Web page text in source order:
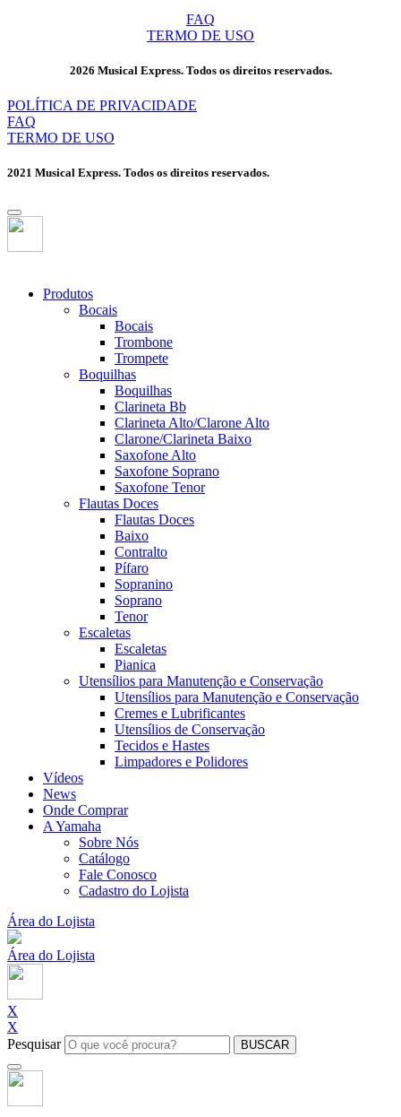
FAQ
TERMO DE USO
2026 Musical Express. Todos os direitos reservados.
POLÍTICA DE PRIVACIDADE
FAQ
TERMO DE USO
2021 Musical Express. Todos os direitos reservados.
Produtos
Bocais
Bocais
Trombone
Trompete
Boquilhas
Boquilhas
Clarineta Bb
Clarineta Alto/Clarone Alto
Clarone/Clarineta Baixo
Saxofone Alto
Saxofone Soprano
Saxofone Tenor
Flautas Doces
Flautas Doces
Baixo
Contralto
Pífaro
Sopranino
Soprano
Tenor
Escaletas
Escaletas
Pianica
Utensílios para Manutenção e Conservação
Utensílios para Manutenção e Conservação
Cremes e Lubrificantes
Utensílios de Conservação
Tecidos e Hastes
Limpadores e Polidores
Vídeos
News
Onde Comprar
A Yamaha
Sobre Nós
Catálogo
Fale Conosco
Cadastro do Lojista
Área do Lojista
Área do Lojista
X
X
Pesquisar
BUSCAR